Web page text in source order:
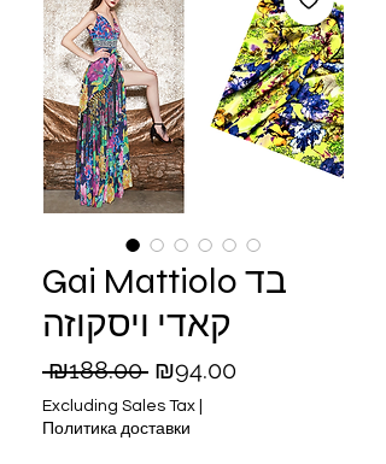
Gai Mattiolo בד
קאדי ויסקוזה
₪188.00 Regular
Price
₪94.00Sale
Excluding Sales Tax
Политика доставки